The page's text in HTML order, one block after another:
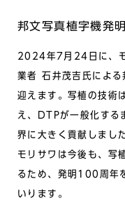
邦文写真植字機発
2024年7月24日に、モ
業者 石井茂吉氏によ
迎えます。写植の技術
え、DTPが一般化する
界に大きく貢献しまし
モリサワは今後も、写
るため、発明100周年
いります。